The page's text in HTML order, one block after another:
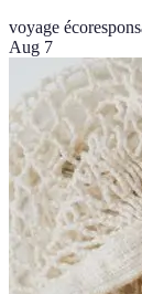
voyage
Aug 7